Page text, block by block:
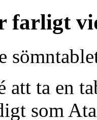
farligt
att ta en
som